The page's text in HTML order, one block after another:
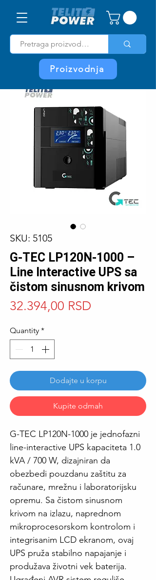
Proizvodnja
SKU: 5105
G-TEC LP120N-1000 –
Line Interactive UPS sa
čistom sinusnom krivom
32.394,00 RSD
Quantity *
Dodajte u korpu
Kupite odmah
G-TEC LP120N-1000 je jednofazni
line-interactive UPS kapaciteta 1.0
kVA / 700 W, dizajniran da
obezbedi pouzdanu zaštitu za
računare, mrežnu i laboratorijsku
opremu. Sa čistom sinusnom
krivom na izlazu, naprednom
mikroprocesorskom kontrolom i
integrisanim LCD ekranom, ovaj
UPS pruža stabilno napajanje i
produžava životni vek baterija.